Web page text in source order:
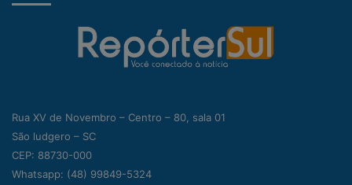
Rua XV de Novembro – Centro – 80, sala 01
São ludgero – SC
CEP: 88730-000
Whatsapp: (48) 99849-5324